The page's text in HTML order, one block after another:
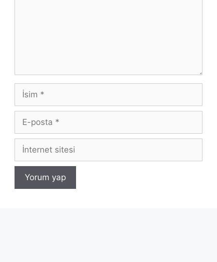
İsim
posta
İnternet
sitesi